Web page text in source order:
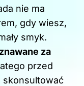
nie ma
gdy wiesz,
smyk.
za
przed
skonsultować